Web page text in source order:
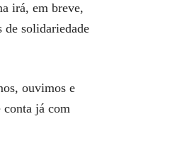
irá, em breve,
de solidariedade
ouvimos e
conta já com